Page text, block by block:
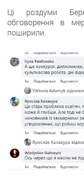
Ці роздуми
обговорення в
поширили.